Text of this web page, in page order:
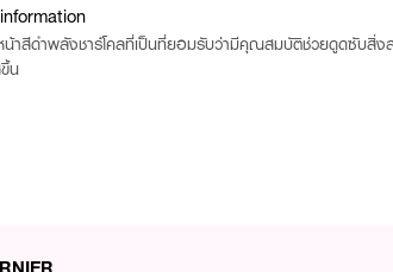
าสีดำพลังชาร์โคลที่เป็นที่ยอมรับว่ามีคุณสมบัติช่วยดูดซับสิ่
น